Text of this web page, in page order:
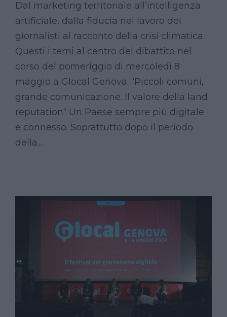
Dal marketing territoriale all’intelligenza
artificiale, dalla fiducia nel lavoro dei
giornalisti al racconto della crisi climatica.
Questi i temi al centro del dibattito nel
corso del pomeriggio di mercoledì 8
maggio a Glocal Genova. “Piccoli comuni,
grande comunicazione. Il valore della land
reputation“ Un Paese sempre più digitale
e connesso. Soprattutto dopo il periodo
della...